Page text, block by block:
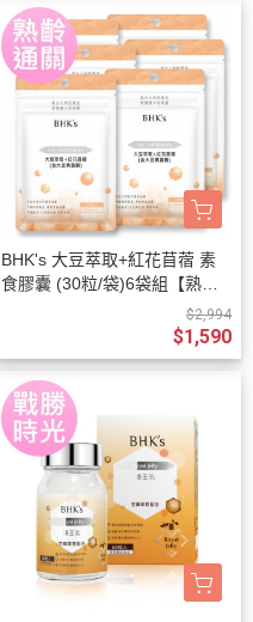
BHK's 大豆萃取+紅花苜蓿 素
食膠囊 (30粒/袋)6袋組【熟齡
$2,994
$1,590